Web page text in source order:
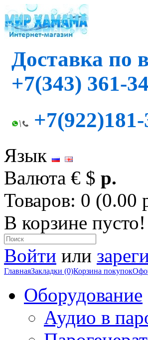
Доставка по
+7(343) 361-
Язык
Валюта € $ р.
Товаров: 0 (0.00
В корзине пусто!
Войти или
ГлавнаяЗакладки (0)Корзина покупок
Оборудование
Аудио в